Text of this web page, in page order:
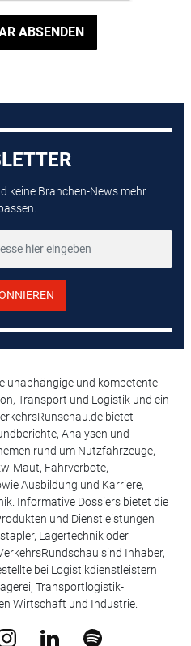
ABSENDEN
keine Branchen-News mehr
unabhängige und kompetente
Transport und Logistik und ein
bietet
Analysen und
rund um Nutzfahrzeuge,
Maut, Fahrverbote,
Ausbildung und Karriere,
Informative Dossiers bietet die
und Dienstleistungen
Lagertechnik oder
sind Inhaber,
bei Logistikdienstleistern
Transportlogistik-
Wirtschaft und Industrie.